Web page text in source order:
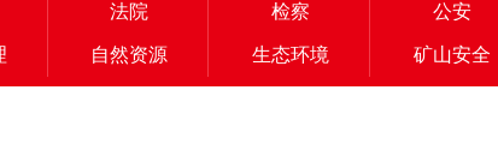
法院 检察 公安
自然资源 生态环境 矿山安全